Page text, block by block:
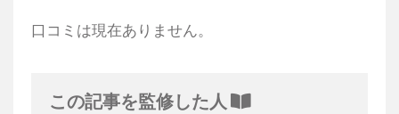
口コミは現在ありません。
この記事を監修した人